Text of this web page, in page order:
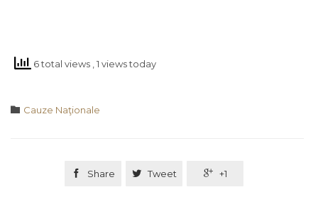
6 total views , 1 views today
 Category
Cauze Naţionale
 Share  Tweet  +1